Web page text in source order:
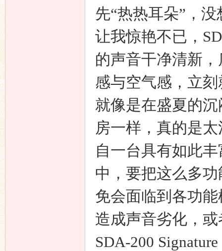
先“热热耳朵”，
让我惊艳不已，
的声音干净清新
感与空气感，立
就像是在盛夏的
房一样，真的是
自一台具有如此
中，要把这么多
免会面临到各功
造成声音劣化，
SDA-200